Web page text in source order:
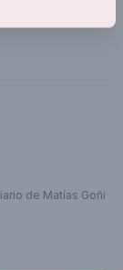
de Matías Goñi